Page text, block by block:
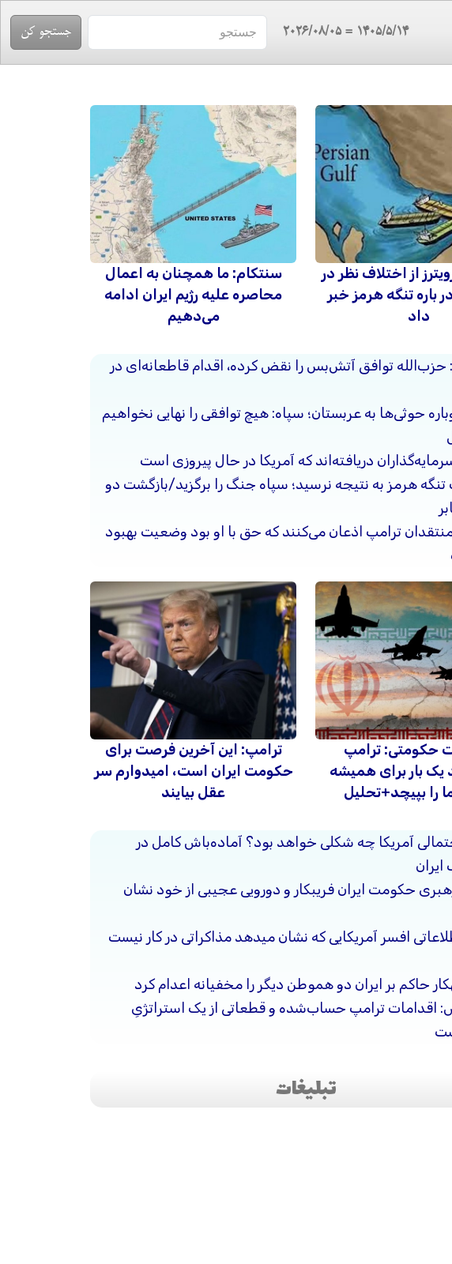
۱۴۰۵/۵/۱۴ = 2026/08/05
از اختلاف نظر در
باره تنگه هرمز خبر
داد
سنتکام: ما همچنان به اعمال
محاصره علیه رژیم ایران ادامه
می‌دهیم
حزب‌الله توافق آتش‌بس را نقض کرده، اقدام قاطعانه‌ای در
حوثی‌ها به عربستان؛ سپاه: هیچ توافقی را نهایی نخواهیم
دریافته‌اند که آمریکا در حال پیروزی است
تنگه هرمز به نتیجه نرسید؛ سپاه جنگ را برگزید/بازگشت دو
منتقدان ترامپ اذعان می‌کنند که حق با او بود وضعیت بهبود
حکومتی: ترامپ
بار برای همیشه
را بپیچد+تحلیل
ترامپ: این آخرین فرصت برای
حکومت ایران است، امیدوارم سر
عقل بیایند
آمریکا چه شکلی خواهد بود؟ آماده‌باش کامل در
حکومت ایران فریبکار و دورویی عجیبی از خود نشان
افسر آمریکایی که نشان میدهد مذاکراتی در کار نیست
حاکم بر ایران دو هموطن دیگر را مخفیانه اعدام کرد
اقدامات ترامپ حساب‌شده و قطعاتی از یک استراتژیِ
تبلیغات